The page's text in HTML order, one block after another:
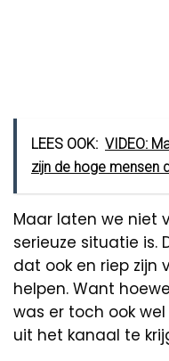
LEES OOK: VIDEO:
zijn de hoge mensen
Maar laten we niet
serieuze situatie is.
dat ook en riep zijn
helpen. Want
was er toch ook
uit het kanaal te